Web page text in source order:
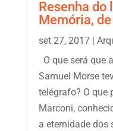
Resenha do
Memória,
set 27, 2017|
O que será que
Samuel Morse
telégrafo? O que
Marconi,
a eternidade dos